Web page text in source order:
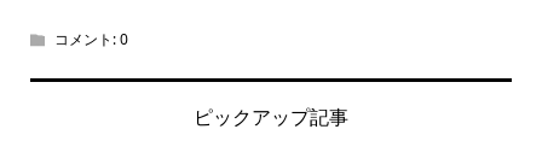
コメント:0
ピックアップ記事